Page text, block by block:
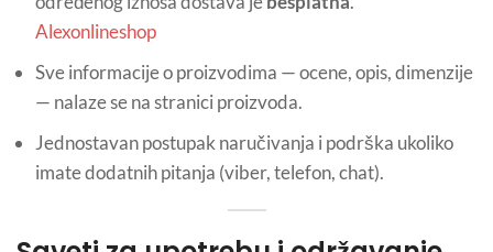
Alexonlineshop
Sve informacije o proizvodima — ocene, opis, dimenzije
— nalaze se na stranici proizvoda.
Jednostavan postupak naručivanja i podrška ukoliko
imate dodatnih pitanja (viber, telefon, chat).